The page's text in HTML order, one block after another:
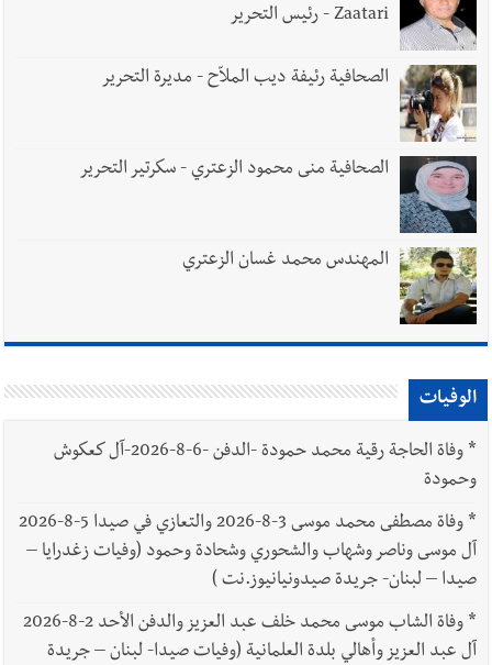
Zaatari - رئيس التحرير
الصحافية رئيفة ديب الملاّح - مديرة التحرير
الصحافية منى محمود الزعتري - سكرتير التحرير
المهندس محمد غسان الزعتري
الوفيات
*
وفاة الحاجة رقية محمد حمودة -الدفن -6-8-2026-آل كعكوش
وحمودة
*
وفاة مصطفى محمد موسى 3-8-2026 والتعازي في صيدا 5-8-2026
آل موسى وناصر وشهاب والشحوري وشحادة وحمود (وفيات زغدرايا –
صيدا – لبنان- جريدة صيدونيانيوز.نت )
*
وفاة الشاب موسى محمد خلف عبد العزيز والدفن الأحد 2-8-2026
آل عبد العزيز وأهالي بلدة العلمانية (وفيات صيدا- لبنان – جريدة